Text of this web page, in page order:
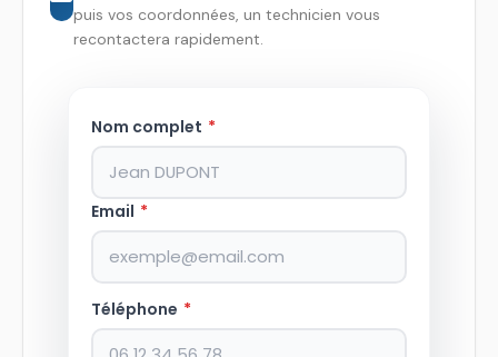
puis vos coordonnées, un technicien vous
recontactera rapidement.
Nom complet *
Email *
Téléphone *